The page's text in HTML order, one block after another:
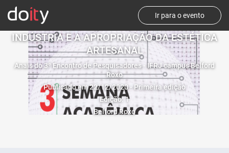
Ir para o evento
INDÚSTRIA E A APROPRIAÇÃO DA ESTÉTICA
ARTESANAL
Anais do 3º Encontro de Pesquisadores - IFRJ campus Belford
Roxo
Publicado em 22/12/2020 - Primeira edição
Edição: 1
Belford Roxo